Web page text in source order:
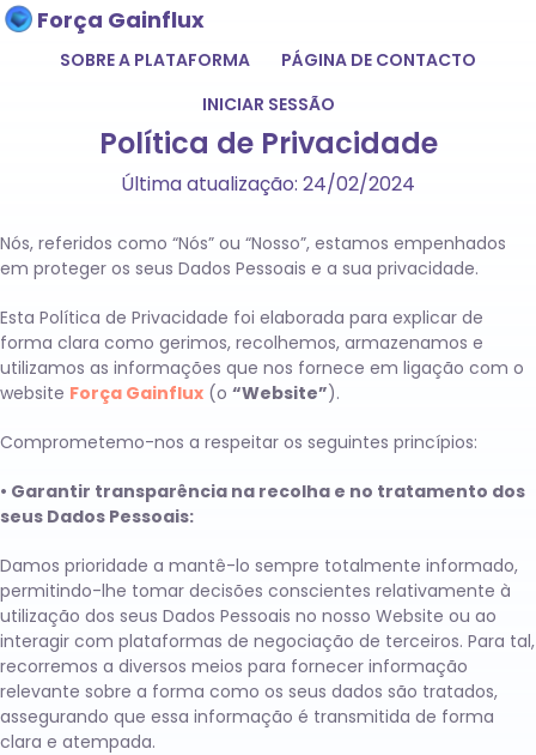
Força Gainflux
SOBRE A PLATAFORMA
PÁGINA DE CONTACTO
INICIAR SESSÃO
Política de Privacidade
Última atualização: 24/02/2024
Nós, referidos como “Nós” ou “Nosso”, estamos empenhados
em proteger os seus Dados Pessoais e a sua privacidade.
Esta Política de Privacidade foi elaborada para explicar de
forma clara como gerimos, recolhemos, armazenamos e
utilizamos as informações que nos fornece em ligação com o
website Força Gainflux (o “Website”).
Comprometemo-nos a respeitar os seguintes princípios:
• Garantir transparência na recolha e no tratamento dos
seus Dados Pessoais:
Damos prioridade a mantê-lo sempre totalmente informado,
permitindo-lhe tomar decisões conscientes relativamente à
utilização dos seus Dados Pessoais no nosso Website ou ao
interagir com plataformas de negociação de terceiros. Para tal,
recorremos a diversos meios para fornecer informação
relevante sobre a forma como os seus dados são tratados,
assegurando que essa informação é transmitida de forma
clara e atempada.